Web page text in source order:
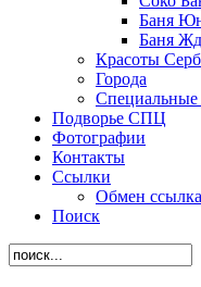
Баня
Баня
Красоты
Города
Подворье СПЦ
Фотографии
Контакты
Ссылки
Обмен
Поиск